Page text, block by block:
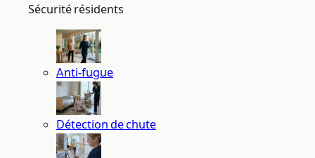
Sécurité résidents
Anti-fugue
Détection de chute